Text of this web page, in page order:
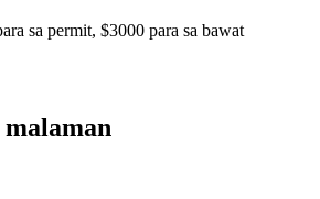
sa permit, $3000 para sa bawat